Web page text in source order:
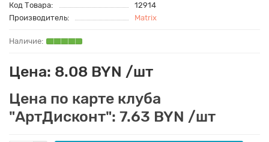
Код Товара:
12914
Производитель:
Matrix
Цена: 8.08 BYN /шт
Цена по карте клуба
"АртДисконт": 7.63 BYN /шт